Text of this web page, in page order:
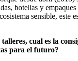
botellas y
sensible, este
cual es la
para el futuro?